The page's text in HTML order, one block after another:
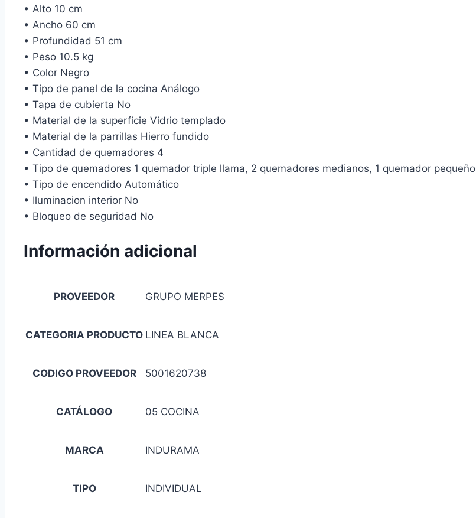
• Alto 10 cm
• Ancho 60 cm
• Profundidad 51 cm
• Peso 10.5 kg
• Color Negro
• Tipo de panel de la cocina Análogo
• Tapa de cubierta No
• Material de la superficie Vidrio templado
• Material de la parrillas Hierro fundido
• Cantidad de quemadores 4
• Tipo de quemadores 1 quemador triple llama, 2 quemadores medianos, 1 quemador pequeño
• Tipo de encendido Automático
• Iluminacion interior No
• Bloqueo de seguridad No
Información adicional
PROVEEDOR GRUPO MERPES
CATEGORIA PRODUCTO LINEA BLANCA
CODIGO PROVEEDOR 5001620738
CATÁLOGO 05 COCINA
MARCA INDURAMA
TIPO INDIVIDUAL